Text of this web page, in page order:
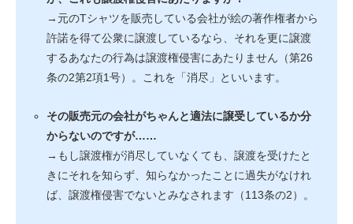
→元のTシャツを販売している会社が絵の著作権者から
許諾を得て公衆に譲渡しているなら、それを更に譲渡
するあなたの行為は譲渡権侵害にあたりません（第26
条の2第2項1号）。これを「消尽」といいます。
その販売元の会社がちゃんと適法に譲受しているか分
からないのですが……
→もし譲渡権が消尽していなくても、譲渡を受けたと
きにそれを知らず、知らなかったことに過失がなけれ
ば、譲渡権侵害でないとみなされます（113条の2）。